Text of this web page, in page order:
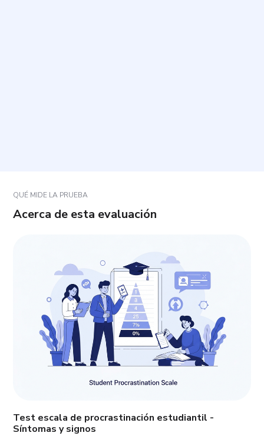
QUÉ MIDE LA PRUEBA
Acerca de esta evaluación
Test escala de procrastinación estudiantil -
Síntomas y signos